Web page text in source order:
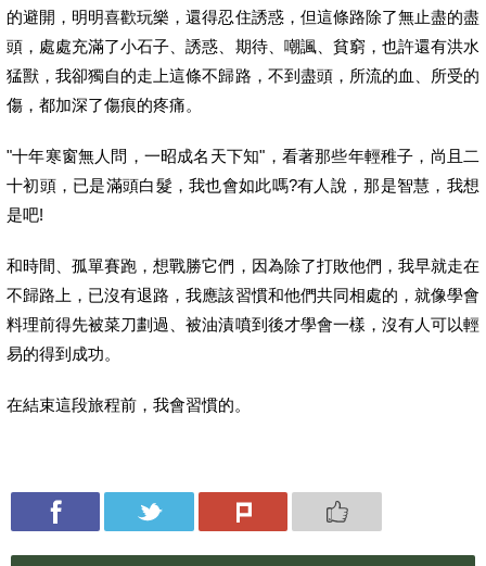
的避開，明明喜歡玩樂，還得忍住誘惑，但這條路除了無止盡的盡
頭，處處充滿了小石子、誘惑、期待、嘲諷、貧窮，也許還有洪水
猛獸，我卻獨自的走上這條不歸路，不到盡頭，所流的血、所受的
傷，都加深了傷痕的疼痛。
"十年寒窗無人問，一昭成名天下知"，看著那些年輕稚子，尚且二
十初頭，已是滿頭白髮，我也會如此嗎?有人說，那是智慧，我想
是吧!
和時間、孤單賽跑，想戰勝它們，因為除了打敗他們，我早就走在
不歸路上，已沒有退路，我應該習慣和他們共同相處的，就像學會
料理前得先被菜刀劃過、被油漬噴到後才學會一樣，沒有人可以輕
易的得到成功。
在結束這段旅程前，我會習慣的。